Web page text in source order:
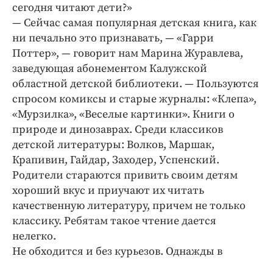
Экономика и бизнес
Блоги
Издания
Медиаперсона
Интересное чтиво
Клиника года
Бренд года
Работодатель года
сегодня читают дети?»
— Сейчас самая популярная детская книга, как
ни печально это признавать, — «Гарри
Поттер», — говорит нам Марина Журавлева,
заведующая абонементом Калужской
областной детской библиотеки. — Пользуются
спросом комиксы и старые журналы: «Клепа»,
«Мурзилка», «Веселые картинки». Книги о
природе и динозаврах. Среди классиков
детской литературы: Волков, Маршак,
Крапивин, Гайдар, Заходер, Успенский.
Родители стараются привить своим детям
хороший вкус и приучают их читать
качественную литературу, причем не только
классику. Ребятам такое чтение дается
нелегко.
Не обходится и без курьезов. Однажды в